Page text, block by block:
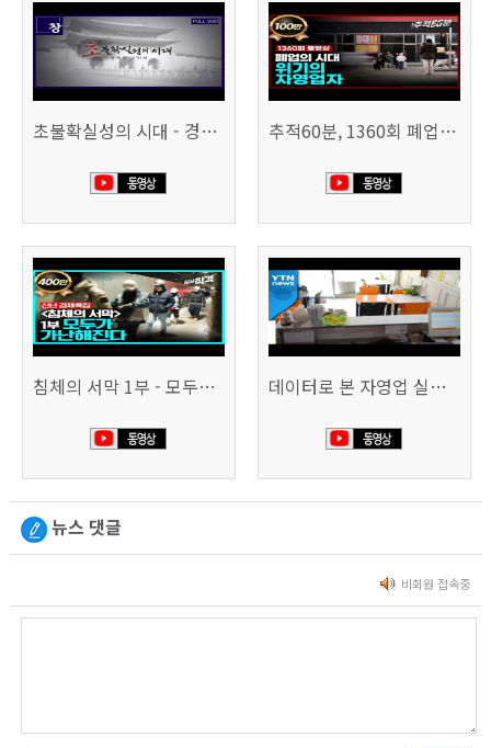
초불확실성의 시대 - 경제를 구하라 494회 (KBS 25.2.11) 추적60분, 1360회 폐업의 시대, 위기의 자영업자
침체의 서막 1부 - 모두가 가난해진다 | 시사직격 신년특집 데이터로 본 자영업 실태 - 매출 '뚝', 장수 업소도 '휘청'
뉴스 댓글
비회원 접속중